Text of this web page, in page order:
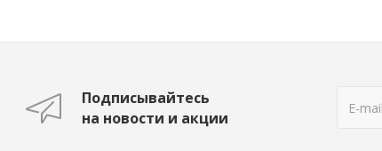
Подписывайтесь
на новости и акции